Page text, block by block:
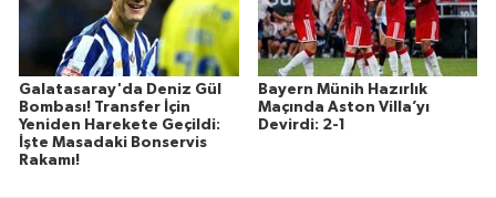
Galatasaray'da Deniz Gül
Bombası! Transfer İçin
Yeniden Harekete Geçildi:
İşte Masadaki Bonservis
Rakamı!
Bayern Münih Hazırlık
Maçında Aston Villa’yı
Devirdi: 2-1